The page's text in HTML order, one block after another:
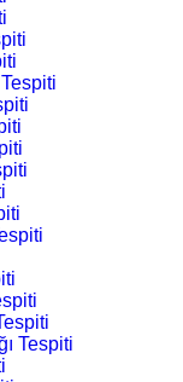
Tespiti